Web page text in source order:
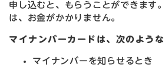
申し込むと、もらうことができます
は、お金がかかりません。
マイナンバーカードは、次のような
マイナンバーを知らせるとき